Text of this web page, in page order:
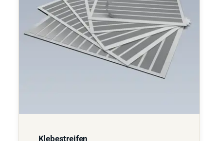
Klebestreifen